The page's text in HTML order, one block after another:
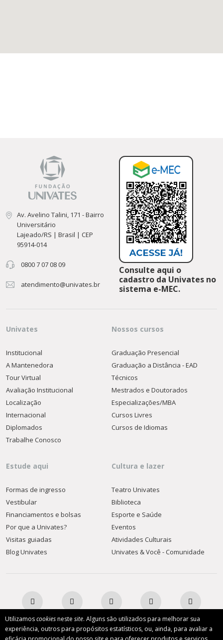
Utilizamoscookiesneste site. Alguns são utilizados para melhorar sua
experiência, outros para propósitos estatísticos, ou, ainda, para avaliar a
Av. Avelino Talini, 171 - Bairro
Universitário
Lajeado/RS | Brasil | CEP
95914-014
0800 7 07 08 09
atendimento@univates.br
Consulte aqui o
cadastro da Univates no
sistema e-MEC.
Univates
Institucional
A Mantenedora
Tour Virtual
Avaliação Institucional
Localização
Internacional
Diplomados
Trabalhe Conosco
Nossos cursos
Graduação Presencial
Graduação a Distância - EAD
Técnicos
Mestrados e Doutorados
Especializações/MBA
Cursos Livres
Cursos de Idiomas
Estude aqui
Formas de ingresso
Vestibular
Financiamentos e bolsas
Por que a Univates?
Visitas guiadas
Blog Univates
Cultura e lazer
Teatro Univates
Biblioteca
Esporte e Saúde
Eventos
Atividades Culturais
Univates & Você - Comunidade